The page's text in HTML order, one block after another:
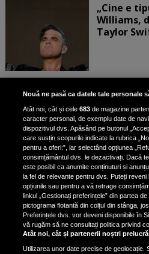
„Cine e
Williams,
Taylor
Bruce
Iron
de scrimer
Nicki
de fostul
din proces
Nicki Minaj
Nouă ne pasă ca datele tale personale
Atât noi, cât și cele683 de magazine
caracter personal, de exemplu date de
dispozitivul dvs. Apăsând pe butonul
care susțin scopurile indicate la rubrica
pentru a oferi:”, iar selectând opțiunea
consimțământul dvs. le dezactivați. Dacă
este posibil ca anumite conținuturi și
la fel de relevante pentru dvs. Puteți
opțiunile sau pentru a vă retrage
linkul „Gestionați preferințele” din partea
pictograma flotantă din colțul din stânga,
Preferințele dvs. vor deveni disponibile în
vă rugăm să ne consultați politica privind
Atât noi, cât și partenerii noștri
Utilizarea unor date precise de